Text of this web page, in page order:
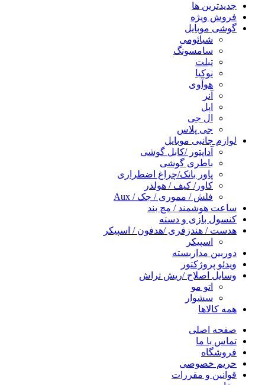
جدیدترین ها
فروش ویژه
گوشی موبایل
شیائومی
سامسونگ
تبلت
نوکیا
هوآوی
آنر
اپل
ال جی
جی پلاس
لوازم جانبی موبایل
آداپتور /کابل گوشی
باطری گوشی
پاور بانک/چراغ اضطراری
کاور/ کیف / هولدر
فلش / مموری / جک / Aux
ساعت هوشمند / مچ بند
کنسول بازی و دسته
هدست / هندزفری /هدفون / اسپیکر
اسپیکر
دوربین مداربسته
ویدئو پروژکتور
وسایل اصلاح /ریش تراش
اتو مو
سشوار
همه کالاها
صفحه اصلی
تماس با ما
فروشگاه
حریم خصوصی
قوانین و مقررات